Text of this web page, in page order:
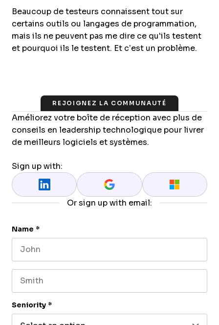
Beaucoup de testeurs connaissent tout sur
certains outils ou langages de programmation,
mais ils ne peuvent pas me dire ce qu'ils testent
et pourquoi ils le testent. Et c’est un problème.
REJOIGNEZ LA COMMUNAUTÉ
Améliorez votre boîte de réception avec plus de
conseils en leadership technologique pour livrer
de meilleurs logiciels et systèmes.
Sign up with:
Or sign up with email:
Name *
Seniority *